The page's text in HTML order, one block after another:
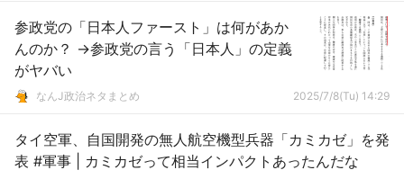
参政党の「日本人ファースト」は何があか
んのか？ →参政党の言う「日本人」の定義
がヤバい
なんJ政治ネタまとめ 2025/7/8(Tu) 14:29
タイ空軍、自国開発の無人航空機型兵器「カミカゼ」を発
表 #軍事 | カミカゼって相当インパクトあったんだな